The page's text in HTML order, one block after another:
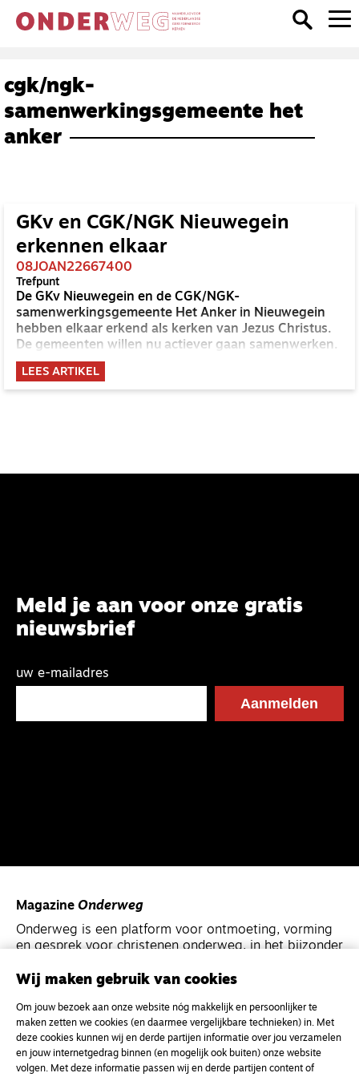
cgk/ngk-
samenwerkingsgemeente het
anker
GKv en CGK/NGK Nieuwegein
erkennen elkaar
08JOAN22667400
Trefpunt
De GKv Nieuwegein en de CGK/NGK-
samenwerkingsgemeente Het Anker in Nieuwegein
hebben elkaar erkend als kerken van Jezus Christus.
De gemeenten willen nu actiever gaan samenwerken.
LEES ARTIKEL
Meld je aan voor onze gratis
nieuwsbrief
uw e-mailadres
Magazine Onderweg
Onderweg is een platform voor ontmoeting, vorming
en gesprek voor christenen onderweg, in het bijzonder
MagazineOnderweg
Kvk-nummer 33277063
NL46 INGB 0117 5827 86
Wij maken gebruik van cookies
Om jouw bezoek aan onze website nóg makkelijk en persoonlijker te
maken zetten we cookies (en daarmee vergelijkbare technieken) in. Met
deze cookies kunnen wij en derde partijen informatie over jou verzamelen
en jouw internetgedrag binnen (en mogelijk ook buiten) onze website
volgen. Met deze informatie passen wij en derde partijen content of